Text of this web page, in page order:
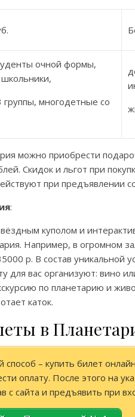
очной формы,
многодетные со
можно приобрести
Скидок и льгот при
при предъявлении
:
куполом и
Например, в огромном
р. В состав уникальной
для вас организуют: вино
по планетарию и
каток.
в
– купить билет
оплату. После этого на
с сайта и предъявить при